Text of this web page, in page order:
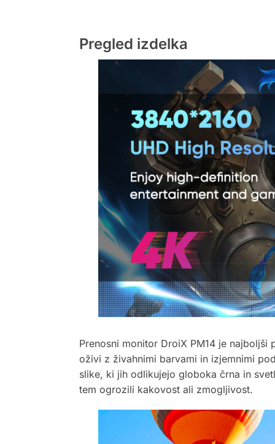
Pregled izdelka
Prenosni monitor DroiX PM14 je
oživi z živahnimi barvami in izjemnimi
slike, ki jih odlikujejo globoka črna in
tem ogrozili kakovost ali zmogljivost.